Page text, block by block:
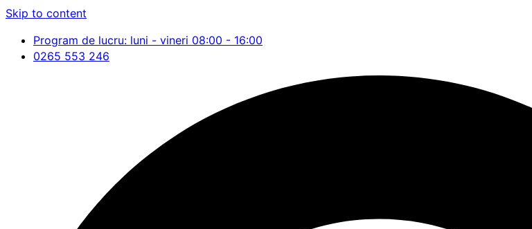
Skip to content
Program de lucru: luni - vineri 08:00 - 16:00
0265 553 246